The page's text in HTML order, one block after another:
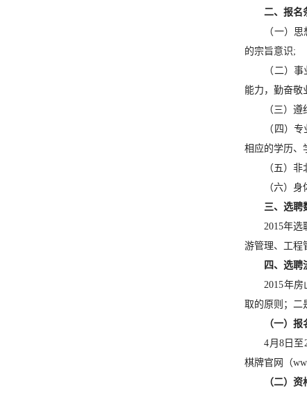
二、报名
（一）
的宗旨意识;
（二）
能力，勤奋敬
（三）
（四）
相应的学历、
（五）
（六）
三、选聘
2015年
游管理、工程
四、选聘
2015年
取的原则；二
（一）报
4月8日
棋牌官网（
（二）